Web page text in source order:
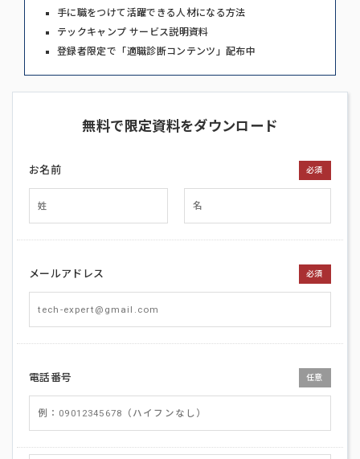
手に職をつけて活躍できる人材になる方法
テックキャンプ サービス説明資料
登録者限定で「適職診断コンテンツ」配布中
無料で限定資料をダウンロード
お名前 必須
メールアドレス 必須
電話番号 任意